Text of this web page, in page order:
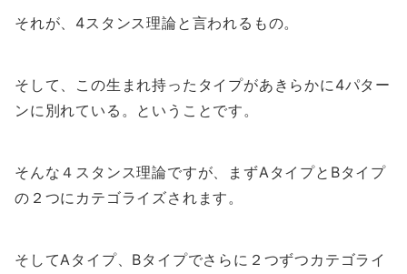
それが、4スタンス理論と言われるもの。
そして、この生まれ持ったタイプがあきらかに4パター
ンに別れている。ということです。
そんな４スタンス理論ですが、まずAタイプとBタイプ
の２つにカテゴライズされます。
そしてAタイプ、Bタイプでさらに２つずつカテゴライ